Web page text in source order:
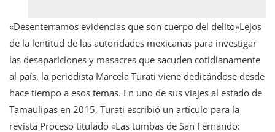
«Desenterramos evidencias que son cuerpo del delito»Lejos
de la lentitud de las autoridades mexicanas para investigar
las desapariciones y masacres que sacuden cotidianamente
al país, la periodista Marcela Turati viene dedicándose desde
hace tiempo a esos temas. En uno de sus viajes al estado de
Tamaulipas en 2015, Turati escribió un artículo para la
revista Proceso titulado «Las tumbas de San Fernando: